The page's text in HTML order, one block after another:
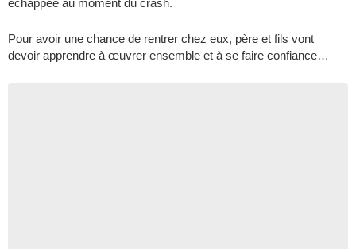
Pour avoir une chance de rentrer chez eux, père et fils vont
devoir apprendre à œuvrer ensemble et à se faire confiance…